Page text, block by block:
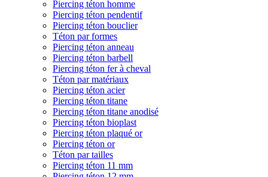
Piercing téton homme
Piercing téton pendentif
Piercing téton bouclier
Téton par formes
Piercing téton anneau
Piercing téton barbell
Piercing téton fer à cheval
Téton par matériaux
Piercing téton acier
Piercing téton titane
Piercing téton titane anodisé
Piercing téton bioplast
Piercing téton plaqué or
Piercing téton or
Téton par tailles
Piercing téton 11 mm